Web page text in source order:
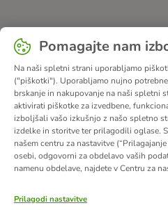
Pomagajte nam
Na naši spletni strani uporabljamo
("piškotki"). Uporabljamo nujno
brskanje in nakupovanje na naši spletni
aktivirati piškotke za izvedbene,
izboljšali vašo izkušnjo z našo spletno
izdelke in storitve ter prilagodili oglase.
našem centru za nastavitve
osebi, odgovorni za obdelavo vaših
namenu obdelave, najdete v Centru za
Prilagodi nastavitve